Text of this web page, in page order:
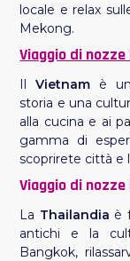
locale e relax
Mekong.
Viaggio di
IlVietnam è
storia e una
alla cucina e ai
gamma di
scoprirete città e
Viaggio di
La Thailandia è
antichi e la
Bangkok,